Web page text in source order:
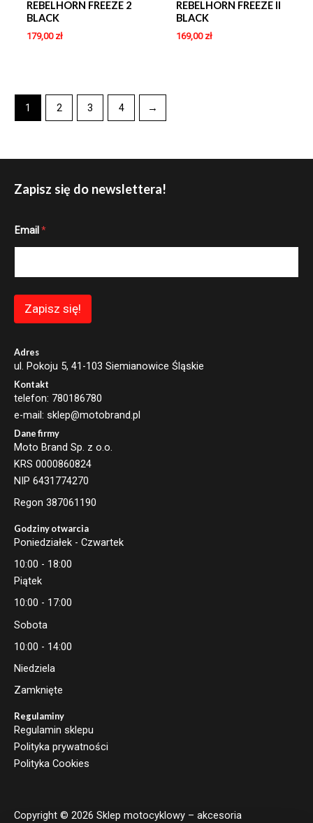
REBELHORN FREEZE 2
BLACK
179,00 zł
REBELHORN FREEZE II
BLACK
169,00 zł
1 2 3 4 →
Zapisz się do newslettera!
m
E
l
m
a
l
Email *
Zapisz się!
Adres
ul. Pokoju 5, 41-103 Siemianowice Śląskie
Kontakt
telefon: 780186780
e-mail: sklep@motobrand.pl
Dane firmy
Moto Brand Sp. z o.o.
KRS 0000860824
NIP 6431774270
Regon 387061190
Godziny otwarcia
Poniedziałek - Czwartek
10:00 - 18:00
Piątek
10:00 - 17:00
Sobota
10:00 - 14:00
Niedziela
Zamknięte
Regulaminy
Regulamin sklepu
Polityka prywatności
Polityka Cookies
Copyright © 2026 Sklep motocyklowy – akcesoria